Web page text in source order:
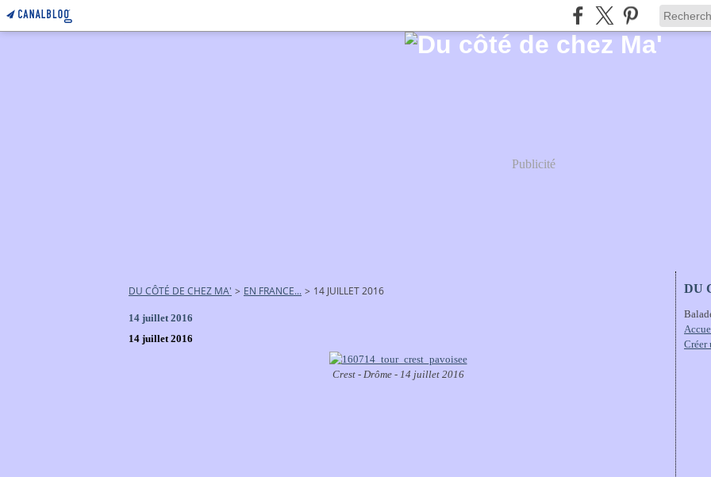
Publicité
DU CÔTÉ DE CHEZ MA' > EN FRANCE... > 14 JUILLET 2016
14 juillet 2016
14 juillet 2016
Crest - Drôme - 14 juillet 2016
DU
Créer